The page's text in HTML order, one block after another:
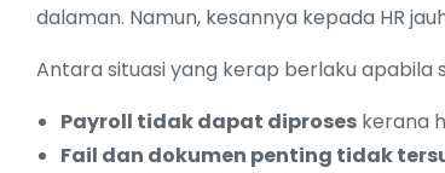
dalaman. Namun, kesannya kepada HR
Antara situasi yang kerap berlaku apabila
Payroll tidak dapat diproses kerana
Fail dan dokumen penting tidak